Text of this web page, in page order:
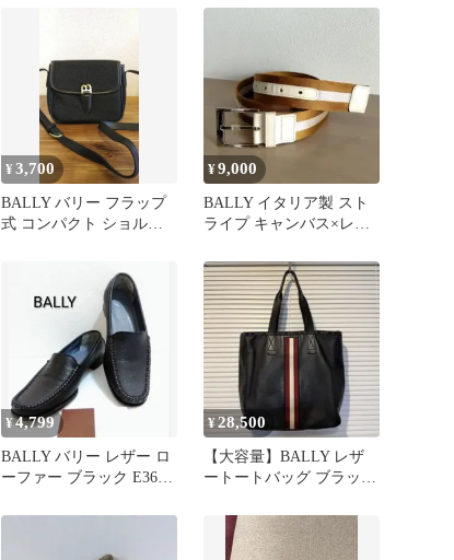
¥3,700
BALLY バリー フラップ
式 コンパクト ショルダ
¥9,000
BALLY イタリア製 スト
ライプ キャンバス×レザ
¥4,799
BALLY バリー レザー ロ
ーファー ブラック E36
¥28,500
【大容量】BALLY レザ
ートートバッグ ブラック